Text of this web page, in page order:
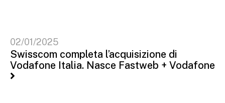
02/01/2025
Swisscom completa l’acquisizione di
Vodafone Italia. Nasce Fastweb + Vodafone